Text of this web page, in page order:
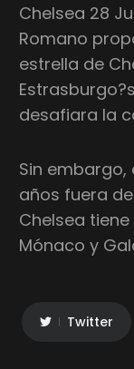
Chelsea 28
Romano
estrella de
desafiara la
Sin embargo,
años fuera
Chelsea
Mónaco y
Twitter